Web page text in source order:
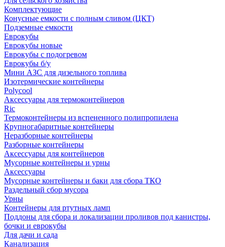
Комплектующие
Конусные емкости с полным сливом (ЦКТ)
Подземные емкости
Еврокубы
Еврокубы новые
Еврокубы с подогревом
Еврокубы б/у
Мини АЗС для дизельного топлива
Изотермические контейнеры
Polycool
Аксессуары для термоконтейнеров
Ric
Термоконтейнеры из вспененного полипропилена
Крупногабаритные контейнеры
Неразборные контейнеры
Разборные контейнеры
Аксессуары для контейнеров
Мусорные контейнеры и урны
Аксессуары
Мусорные контейнеры и баки для сбора ТКО
Раздельный сбор мусора
Урны
Контейнеры для ртутных ламп
Поддоны для сбора и локализации проливов под канистры,
бочки и еврокубы
Для дачи и сада
Канализация